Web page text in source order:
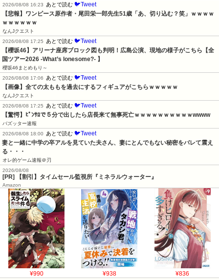
2026/08/08 16:23
あとで読む 🐦Tweet
【悲報】ワンピース原作者・尾田栄一郎先生51歳「あ、切り込む？笑」ｗｗｗｗ
ｗｗｗｗｗｗ
なんJクエスト
2026/08/08 17:25
あとで読む 🐦Tweet
【櫻坂46】アリーナ座席ブロック図も判明！広島公演、現地の様子がこちら【全
国ツアー2026 -What’s lonesome?- 】
櫻坂46まとめもり～
2026/08/08 17:06
あとで読む 🐦Tweet
【画像】全ての太ももを過去にするフィギュアがこちらｗｗｗｗｗ
なんJクエスト
2026/08/08 17:25
あとで読む 🐦Tweet
【驚愕】ﾋﾟﾝｻﾛで５分で出したら店長来て無事死亡ｗｗｗｗｗｗｗｗｗｗwwww
バズッター速報
2026/08/08 18:00
あとで読む 🐦Tweet
妻と一緒に中学の卒アルを見ていた夫さん、妻にとんでもない秘密をバレて震え
る・・・
オレ的ゲーム速報＠刃
2026/08/08
[PR] 【割引】タイムセール監視所『ミネラルウォーター』
Amazon
¥990 ¥938 ¥836